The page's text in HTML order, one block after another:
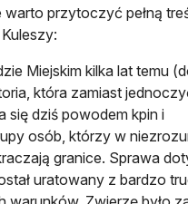
przytoczyć pełną
Miejskim kilka lat temu
która zamiast
się dziś powodem kpin i
osób, którzy w
granice. Sprawa
uratowany z bardzo